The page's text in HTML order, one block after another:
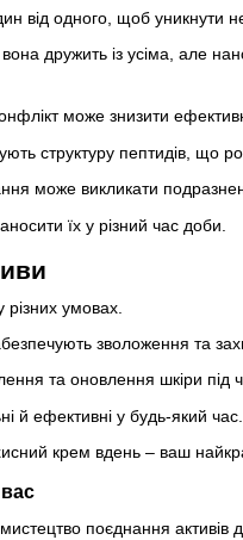
від одного, щоб уникнути
дружить із усіма, але
може знизити
структуру пептидів, що
може викликати
їх у різний час доби.
умовах.
зволоження та
та оновлення шкіри під
й ефективні у будь-який час.
крем вдень – ваш
поєднання активів